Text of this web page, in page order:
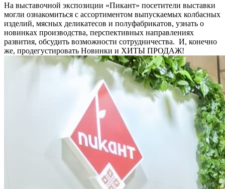
На выставочной экспозиции «Пикант» посетители выставки
могли ознакомиться с ассортиментом выпускаемых колбасных
изделий, мясных деликатесов и полуфабрикатов, узнать о
новинках производства, перспективных направлениях
развития, обсудить возможности сотрудничества. И, конечно
же, продегустировать Новинки и ХИТЫ ПРОДАЖ!